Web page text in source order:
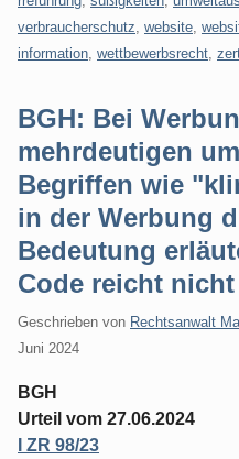
verbraucherschutz website
information wettbewerbsrecht
BGH: Bei
mehrdeutigen
Begriffen wie
in der Werbung
Bedeutung
Code reicht nicht
Geschrieben von Rechtsanwalt
Juni 2024
BGH
Urteil vom 27.06.2024
I ZR 98/23